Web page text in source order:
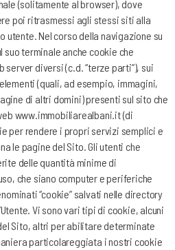
(solitamente al browser), dove
poi ritrasmessi agli stessi siti alla
utente. Nel corso della navigazione su
suo terminale anche cookie che
diversi (c.d. “terze parti”), sui
(quali, ad esempio, immagini,
di altri domini) presenti sul sito che
www.immobiliarealbani.it(di
per rendere i propri servizi semplici e
le pagine del Sito. Gli utenti che
delle quantità minime di
che siano computer e periferiche
“cookie” salvati nelle directory
Vi sono vari tipi di cookie, alcuni
Sito, altri per abilitare determinate
particolareggiata i nostri cookie